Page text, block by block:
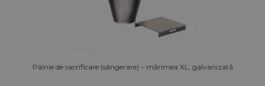
Pâlnie de sacrificare (sângerare) – mărimea XL, galvanizată